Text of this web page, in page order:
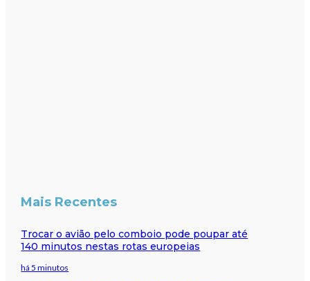
Mais Recentes
Trocar o avião pelo comboio pode poupar até
140 minutos nestas rotas europeias
há 5 minutos